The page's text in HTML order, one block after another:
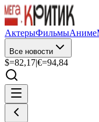
АктерыФильмыАниме
Все новости
$=82,17|€=94,84